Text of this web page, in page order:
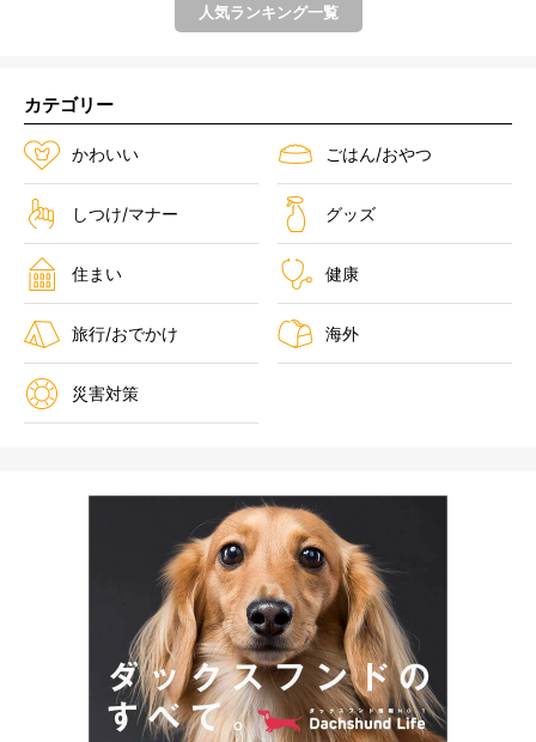
人気ランキング一覧
カテゴリー
かわいい ごはん/おやつ
しつけ/マナー グッズ
住まい 健康
旅行/おでかけ 海外
災害対策